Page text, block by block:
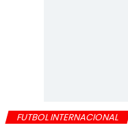
FUTBOL INTERNACIONAL